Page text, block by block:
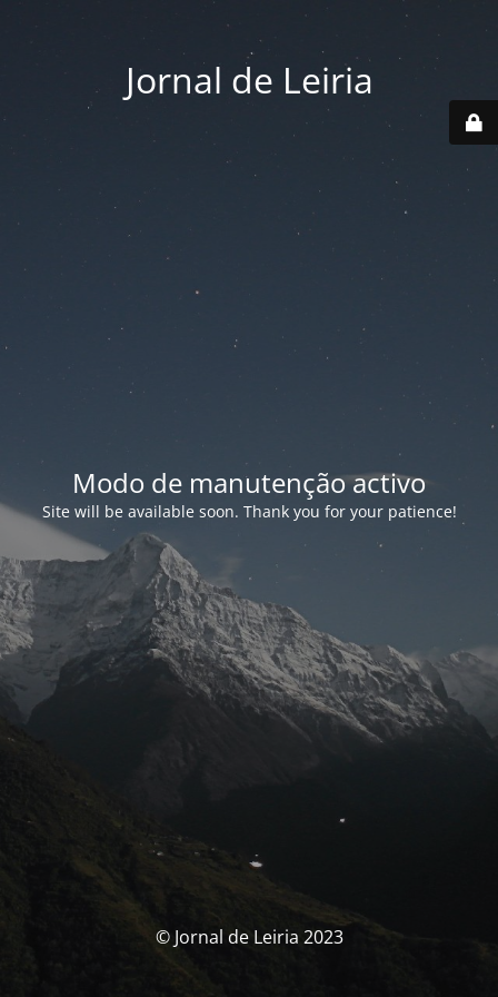
Jornal de Leiria
Modo de manutenção activo
Site will be available soon. Thank you for your patience!
© Jornal de Leiria 2023